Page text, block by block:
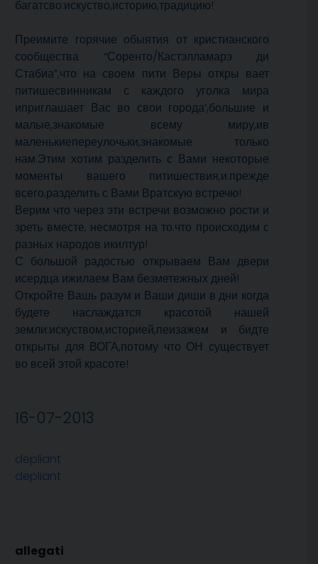
багатсво:искуство,историю,традицию!
Преимите горячие обыятия от кристианского
сообщества “Соренто/Кастэлламарэ ди
Стабиа”,что на своем пити Веры откры вает
питишесвинникам с каждого уголка мира
иприглашает Вас во свои города’,большие и
малые,знакомые всему миру,ив
маленькиепереулочьки,знакомые только
нам.Этим хотим разделить с Вами некоторые
моменты вашего питишествия,и.прежде
всего,разделить с Вами Вратскую встречю!
Верим что через эти встречи возможно рости и
зреть вместе, несмотря на то.что происходим с
разных народов икилтур!
С большой радостью открываем Вам двери
исердца ижилаем Вам безметежных дней!
Откройте Вашь разум и Ваши диши в дни когда
будете наслаждатся красотой нашей
земли:искуством,историей,пеизажем и бидте
открыты для ВОГА,потому что ОН существует
во всей этой красоте!
16-07-2013
depliant
depliant